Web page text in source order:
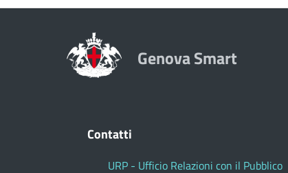
Genova Smart
Contatti
URP - Ufficio Relazioni con il Pubblico